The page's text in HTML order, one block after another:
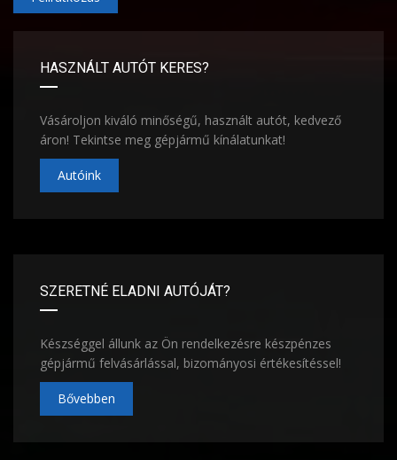
HASZNÁLT AUTÓT KERES?
Vásároljon kiváló minőségű, használt autót, kedvező
áron! Tekintse meg gépjármű kínálatunkat!
Autóink
SZERETNÉ ELADNI AUTÓJÁT?
Készséggel állunk az Ön rendelkezésre készpénzes
gépjármű felvásárlással, bizományosi értékesítéssel!
Bővebben